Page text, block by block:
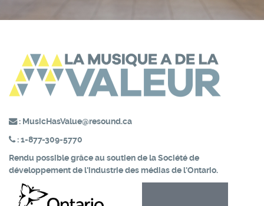
: MusicHasValue@resound.ca
:1-877-309-5770
Rendu possible grâce au soutien de laSociété de
développement de l'industrie des médias de l'Ontario.